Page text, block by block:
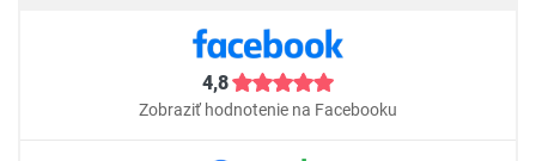
4,8
Zobraziť hodnotenie na Facebooku